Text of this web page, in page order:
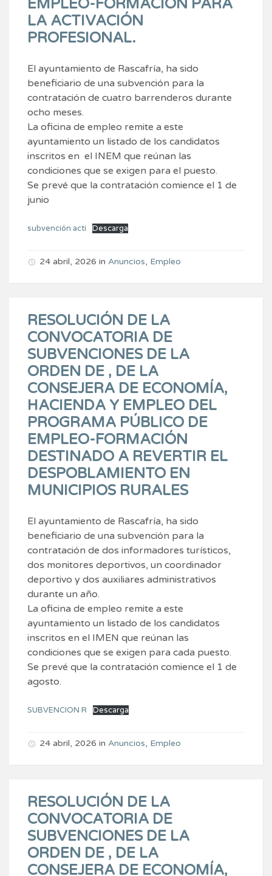
EMPLEO-FORMACIÓN PARA
LA ACTIVACIÓN
PROFESIONAL.
El ayuntamiento de Rascafría, ha sido
beneficiario de una subvención para la
contratación de cuatro barrenderos durante
ocho meses.
La oficina de empleo remite a este
ayuntamiento un listado de los candidatos
inscritos en el INEM que reúnan las
condiciones que se exigen para el puesto.
Se prevé que la contratación comience el 1 de
junio
subvención acti Descarga
24 abril, 2026 in Anuncios, Empleo
RESOLUCIÓN DE LA
CONVOCATORIA DE
SUBVENCIONES DE LA
ORDEN DE , DE LA
CONSEJERA DE ECONOMÍA,
HACIENDA Y EMPLEO DEL
PROGRAMA PÚBLICO DE
EMPLEO-FORMACIÓN
DESTINADO A REVERTIR EL
DESPOBLAMIENTO EN
MUNICIPIOS RURALES
El ayuntamiento de Rascafría, ha sido
beneficiario de una subvención para la
contratación de dos informadores turísticos,
dos monitores deportivos, un coordinador
deportivo y dos auxiliares administrativos
durante un año.
La oficina de empleo remite a este
ayuntamiento un listado de los candidatos
inscritos en el IMEN que reúnan las
condiciones que se exigen para cada puesto.
Se prevé que la contratación comience el 1 de
agosto.
SUBVENCION R Descarga
24 abril, 2026 in Anuncios, Empleo
RESOLUCIÓN DE LA
CONVOCATORIA DE
SUBVENCIONES DE LA
ORDEN DE , DE LA
CONSEJERA DE ECONOMÍA,